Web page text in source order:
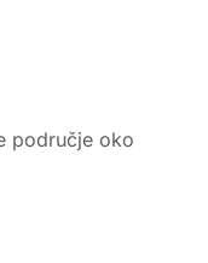
područje oko